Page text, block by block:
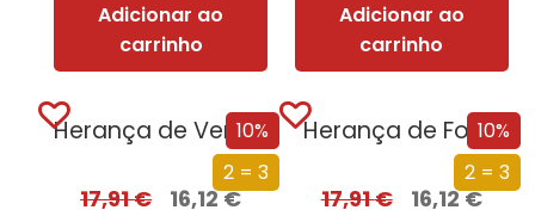
Adicionar ao
carrinho
Adicionar ao
carrinho
10%
2 = 3
Herança de Vergonha
17,91€ 16,12€
10%
2 = 3
Herança de Fogo
17,91€ 16,12€